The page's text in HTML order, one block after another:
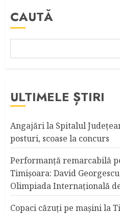
CAUTĂ
ULTIMELE ȘTIRI
Angajări la Spitalul
posturi, scoase la concurs
Performanță remarcabilă
Timișoara: David
Olimpiada Internațională
Copaci căzuţi pe maşini la